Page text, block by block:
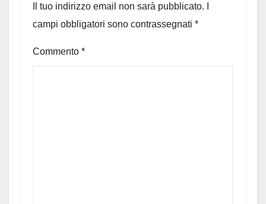
Il tuo indirizzo email non sarà pubblicato.
campi obbligatori sono contrassegnati *
Commento *